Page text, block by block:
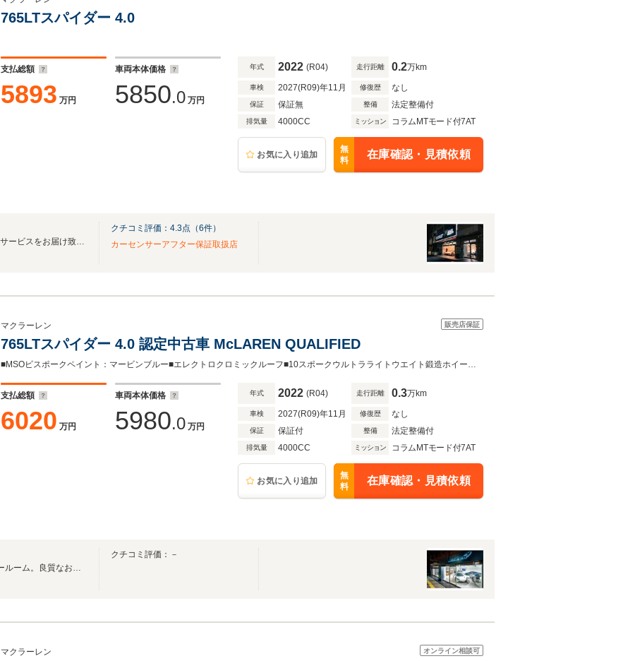
765LTスパイダー 4.0
支払総額
5893 万円
車両本体価格
5850.0 万円
年式 2022 (R04) 走行距離 0.2万km
車検 2027(R09)年11月 修復歴 なし
保証 保証無 整備 法定整備付
排気量 4000CC ミッション コラムMTモード付7AT
お気に入り追加
無
料
在庫確認・見積依頼
お客様のニーズを感じ取り最良なサービスをお届け致します。
クチコミ評価： 4.3点（6件）
カーセンサーアフター保証取扱店
販売店保証
マクラーレン
765LTスパイダー 4.0 認定中古車 McLAREN QUALIFIED
■MSOビスポークペイント：マービンブルー■エレクトロクロミックルーフ■10スポークウルトラライトウエイト鍛造ホイール■カーボンファイバーエクステリアアップグレードPack1＆2
支払総額
6020 万円
車両本体価格
5980.0 万円
年式 2022 (R04) 走行距離 0.3万km
車検 2027(R09)年11月 修復歴 なし
保証 保証付 整備 法定整備付
排気量 4000CC ミッション コラムMTモード付7AT
お気に入り追加
無
料
在庫確認・見積依頼
日本5拠点目のマクラーレンショールーム。良質なお車とサービスをご提供致します。
クチコミ評価：－
オンライン相談可
マクラーレン